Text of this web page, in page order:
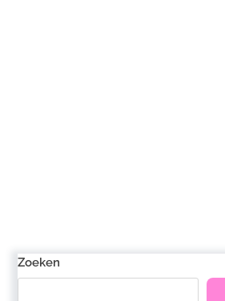
Zoeken